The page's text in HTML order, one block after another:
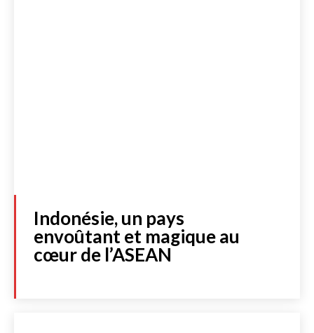
Indonésie, un pays
envoûtant et magique au
cœur de l’ASEAN